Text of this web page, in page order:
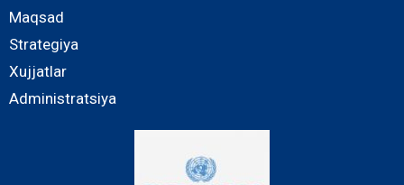
Maqsad
Strategiya
Xujjatlar
Administratsiya